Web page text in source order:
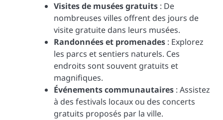
Visites de musées gratuits : De
nombreuses villes offrent des jours de
visite gratuite dans leurs musées.
Randonnées et promenades : Explorez
les parcs et sentiers naturels. Ces
endroits sont souvent gratuits et
magnifiques.
Événements communautaires : Assistez
à des festivals locaux ou des concerts
gratuits proposés par la ville.